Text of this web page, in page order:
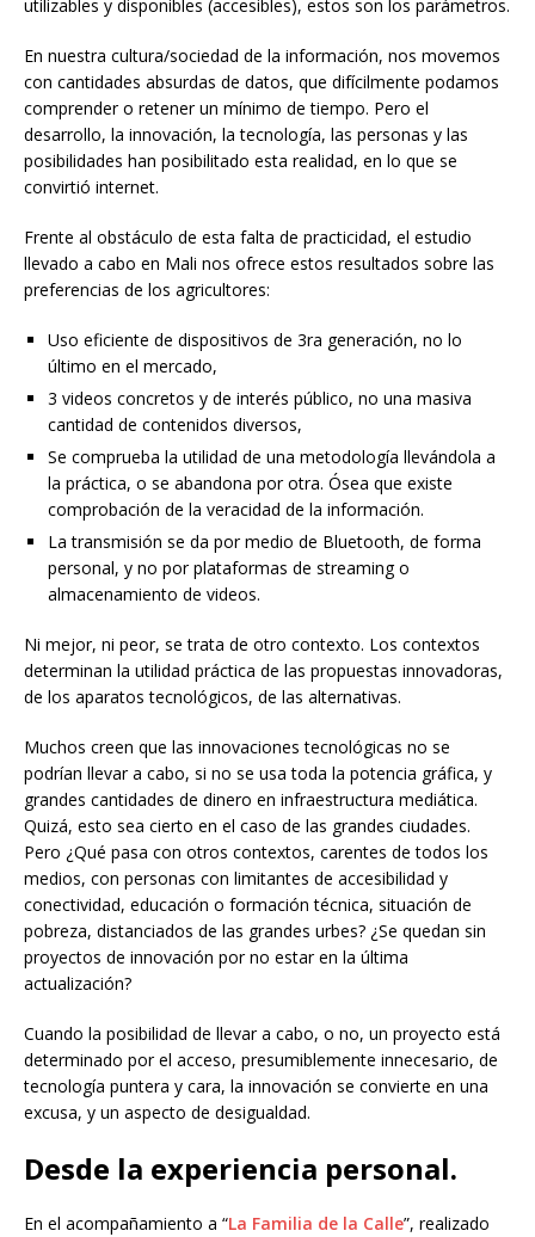
utilizables y disponibles (accesibles), estos son los parámetros.
En nuestra cultura/sociedad de la información, nos movemos
con cantidades absurdas de datos, que difícilmente podamos
comprender o retener un mínimo de tiempo. Pero el
desarrollo, la innovación, la tecnología, las personas y las
posibilidades han posibilitado esta realidad, en lo que se
convirtió internet.
Frente al obstáculo de esta falta de practicidad, el estudio
llevado a cabo en Mali nos ofrece estos resultados sobre las
preferencias de los agricultores:
Uso eficiente de dispositivos de 3ra generación, no lo
último en el mercado,
3 videos concretos y de interés público, no una masiva
cantidad de contenidos diversos,
Se comprueba la utilidad de una metodología llevándola a
la práctica, o se abandona por otra. Ósea que existe
comprobación de la veracidad de la información.
La transmisión se da por medio de Bluetooth, de forma
personal, y no por plataformas de streaming o
almacenamiento de videos.
Ni mejor, ni peor, se trata de otro contexto. Los contextos
determinan la utilidad práctica de las propuestas innovadoras,
de los aparatos tecnológicos, de las alternativas.
Muchos creen que las innovaciones tecnológicas no se
podrían llevar a cabo, si no se usa toda la potencia gráfica, y
grandes cantidades de dinero en infraestructura mediática.
Quizá, esto sea cierto en el caso de las grandes ciudades.
Pero ¿Qué pasa con otros contextos, carentes de todos los
medios, con personas con limitantes de accesibilidad y
conectividad, educación o formación técnica, situación de
pobreza, distanciados de las grandes urbes? ¿Se quedan sin
proyectos de innovación por no estar en la última
actualización?
Cuando la posibilidad de llevar a cabo, o no, un proyecto está
determinado por el acceso, presumiblemente innecesario, de
tecnología puntera y cara, la innovación se convierte en una
excusa, y un aspecto de desigualdad.
Desde la experiencia personal.
En el acompañamiento a “La Familia de la Calle”, realizado